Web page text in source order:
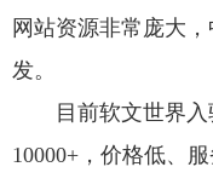
网站资源非常庞大
发。
目前软文世界入
10000+，价格低、